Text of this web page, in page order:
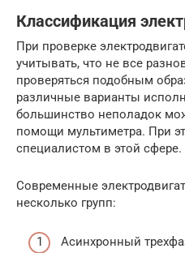
Классификация
При проверке
учитывать, что не все
проверяться подобным
различные варианты
большинство неполадок
помощи мультиметра. При
специалистом в этой сфере.
Современные
несколько групп:
Асинхронный